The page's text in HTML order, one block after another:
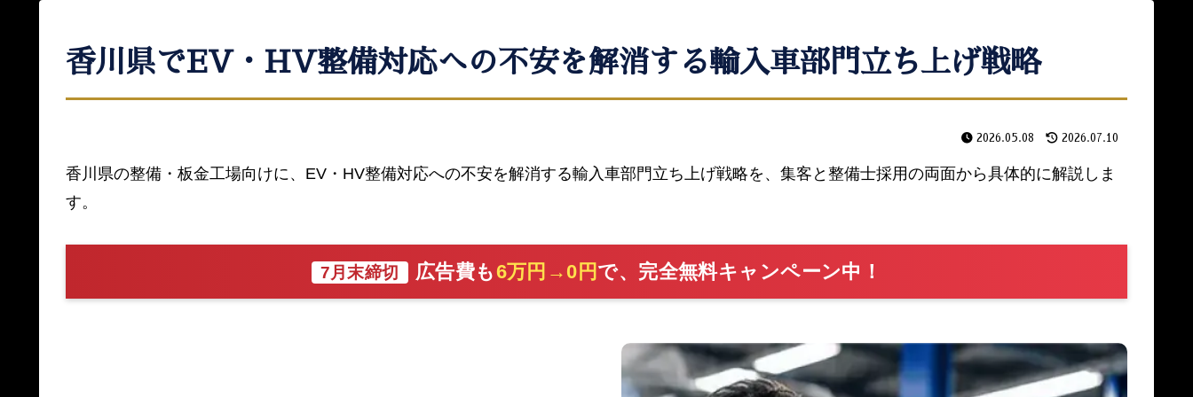
香川県でEV・HV整備対応への不安を解消する輸入車部門立ち上げ戦略
2026.05.08 2026.07.10
香川県の整備・板金工場向けに、EV・HV整備対応への不安を解消する輸入車部門立ち上げ戦略を、集客と整備士採用の両面から具体的に解説しま
す。
7月末締切 広告費も6万円→0円 で、完全無料キャンペーン中！